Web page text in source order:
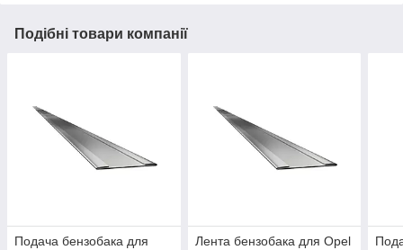
Подібні товари компанії
Подача бензобака для
Лента бензобака для Opel